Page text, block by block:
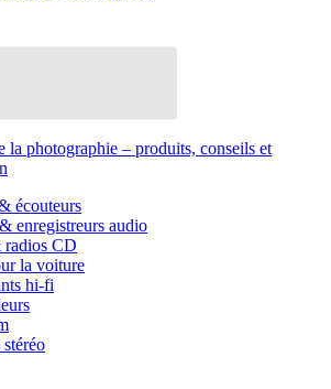
la photographie – produits, conseils et
écouteurs
enregistreurs audio
radios CD
la voiture
hi-fi
stéréo